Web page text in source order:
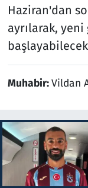
Haziran'dan
ayrılarak,
Muhabir:Vildan